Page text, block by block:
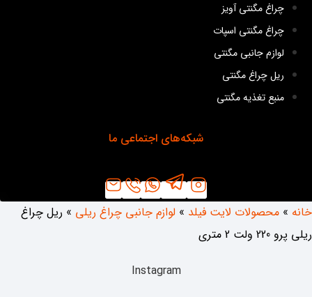
چراغ مگنتی آویز
چراغ مگنتی اسپات
لوازم جانبی مگنتی
ریل چراغ مگنتی
منبع تغذیه مگنتی
شبکه‌های اجتماعی ما
خانه » محصولات لایت فیلد » لوازم جانبی چراغ ریلی » ریل چراغ
ریلی پرو 220 ولت 2 متری
Instagram